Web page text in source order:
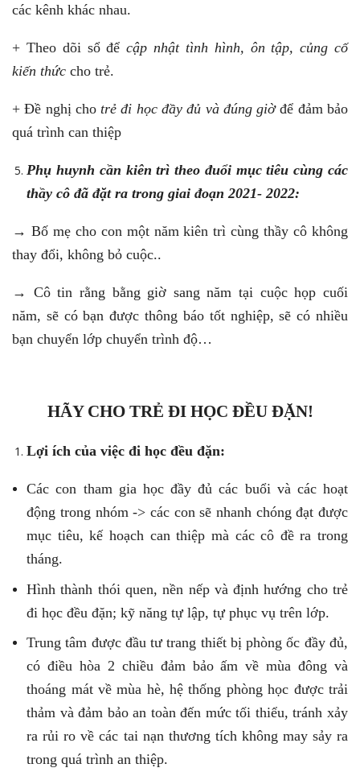
các kênh khác nhau.
+ Theo dõi sổ đểcập nhật tình hình, ôn tập, củng cố
kiến thức cho trẻ.
+ Đề nghị chotrẻ đi học đầy đủ và đúng giờđể đảm bảo
quá trình can thiệp
Phụ huynh cần kiên trì theo đuổi mục tiêu cùng các
thầy cô đã đặt ra trong giai đoạn 2021- 2022:
→ Bố mẹ cho con một năm kiên trì cùng thầy cô không
thay đổi, không bỏ cuộc..
→ Cô tin rằng bằng giờ sang năm tại cuộc họp cuối
năm, sẽ có bạn được thông báo tốt nghiệp, sẽ có nhiều
bạn chuyển lớp chuyển trình độ…
HÃY CHO TRẺ ĐI HỌC ĐỀU ĐẶN!
Lợi ích của việc đi học đều đặn:
Các con tham gia học đầy đủ các buổi và các hoạt
động trong nhóm -> các con sẽ nhanh chóng đạt được
mục tiêu, kế hoạch can thiệp mà các cô đề ra trong
tháng.
Hình thành thói quen, nền nếp và định hướng cho trẻ
đi học đều đặn; kỹ năng tự lập, tự phục vụ trên lớp.
Trung tâm được đầu tư trang thiết bị phòng ốc đầy đủ,
có điều hòa 2 chiều đảm bảo ấm về mùa đông và
thoáng mát về mùa hè, hệ thống phòng học được trải
thảm và đảm bảo an toàn đến mức tối thiểu, tránh xảy
ra rủi ro về các tai nạn thương tích không may sảy ra
trong quá trình an thiệp.